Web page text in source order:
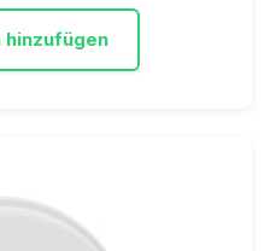
hinzufügen